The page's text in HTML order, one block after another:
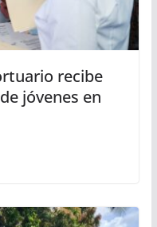
recibe
jóvenes en